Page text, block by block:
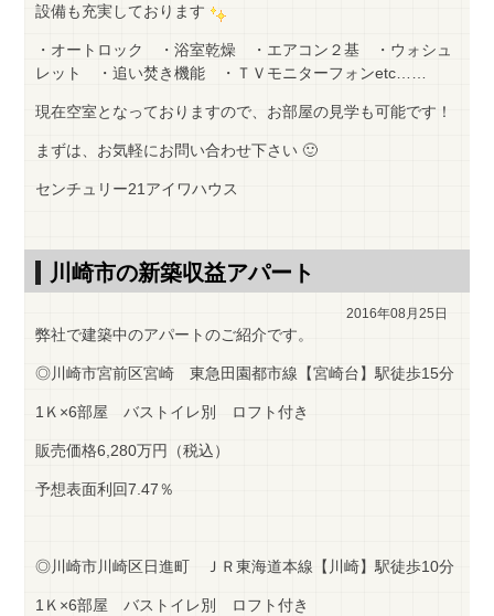
設備も充実しております
・オートロック ・浴室乾燥 ・エアコン２基 ・ウォシュ
レット ・追い焚き機能 ・ＴＶモニターフォンetc……
現在空室となっておりますので、お部屋の見学も可能です！
まずは、お気軽にお問い合わせ下さい 🙂
センチュリー21アイワハウス
川崎市の新築収益アパート
2016年08月25日
弊社で建築中のアパートのご紹介です。
◎川崎市宮前区宮崎 東急田園都市線【宮崎台】駅徒歩15分
1Ｋ×6部屋 バストイレ別 ロフト付き
販売価格6,280万円（税込）
予想表面利回7.47％
◎川崎市川崎区日進町 ＪＲ東海道本線【川崎】駅徒歩10分
1Ｋ×6部屋 バストイレ別 ロフト付き